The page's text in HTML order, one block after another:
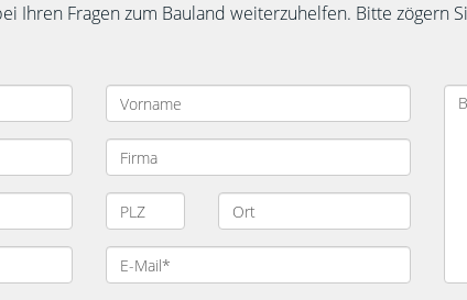
Ihren Fragen zum Bauland weiterzuhelfen. Bitte